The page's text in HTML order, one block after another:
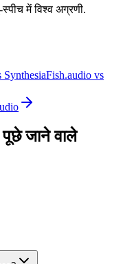
में विश्व अग्रणी.
SynthesiaFish.audio vs
जाने वाले